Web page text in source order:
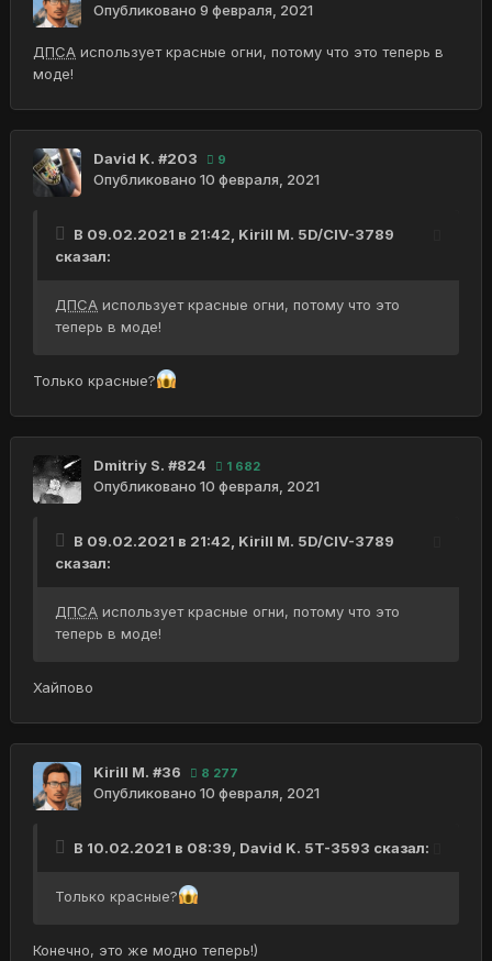
Опубликовано 9 февраля, 2021
ДПСА использует красные огни, потому что это теперь в
моде!
David K. #203 9
Опубликовано 10 февраля, 2021
В 09.02.2021 в 21:42, Kirill M. 5D/CIV-3789
сказал:
ДПСА использует красные огни, потому что это
теперь в моде!
Только красные?
Dmitriy S. #824 1 682
Опубликовано 10 февраля, 2021
В 09.02.2021 в 21:42, Kirill M. 5D/CIV-3789
сказал:
ДПСА использует красные огни, потому что это
теперь в моде!
Хайпово
Kirill M. #36 8 277
Опубликовано 10 февраля, 2021
В 10.02.2021 в 08:39, David K. 5T-3593 сказал:
Только красные?
Конечно, это же модно теперь!)